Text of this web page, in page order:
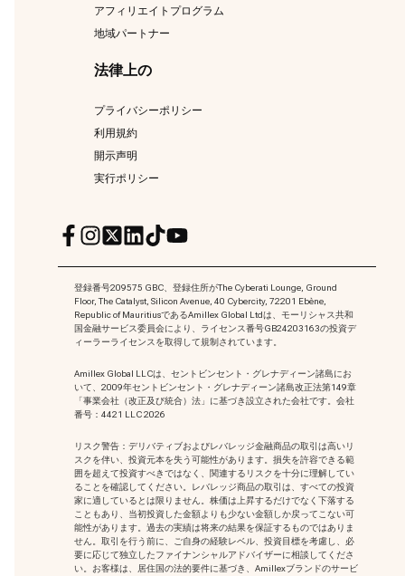
アフィリエイトプログラム
地域パートナー
法律上の
プライバシーポリシー
利用規約
開示声明
実行ポリシー
登録番号209575 GBC、登録住所がThe Cyberati Lounge, Ground
Floor, The Catalyst, Silicon Avenue, 40 Cybercity, 72201 Ebène,
Republic of MauritiusであるAmillex Global Ltdは、モーリシャス共和
国金融サービス委員会により、ライセンス番号GB24203163の投資デ
ィーラーライセンスを取得して規制されています。
Amillex Global LLCは、セントビンセント・グレナディーン諸島にお
いて、2009年セントビンセント・グレナディーン諸島改正法第149章
「事業会社（改正及び統合）法」に基づき設立された会社です。会社
番号：4421 LLC 2026
リスク警告：デリバティブおよびレバレッジ金融商品の取引は高いリ
スクを伴い、投資元本を失う可能性があります。損失を許容できる範
囲を超えて投資すべきではなく、関連するリスクを十分に理解してい
ることを確認してください。レバレッジ商品の取引は、すべての投資
家に適しているとは限りません。株価は上昇するだけでなく下落する
こともあり、当初投資した金額よりも少ない金額しか戻ってこない可
能性があります。過去の実績は将来の結果を保証するものではありま
せん。取引を行う前に、ご自身の経験レベル、投資目標を考慮し、必
要に応じて独立したファイナンシャルアドバイザーに相談してくださ
い。お客様は、居住国の法的要件に基づき、Amillexブランドのサービ